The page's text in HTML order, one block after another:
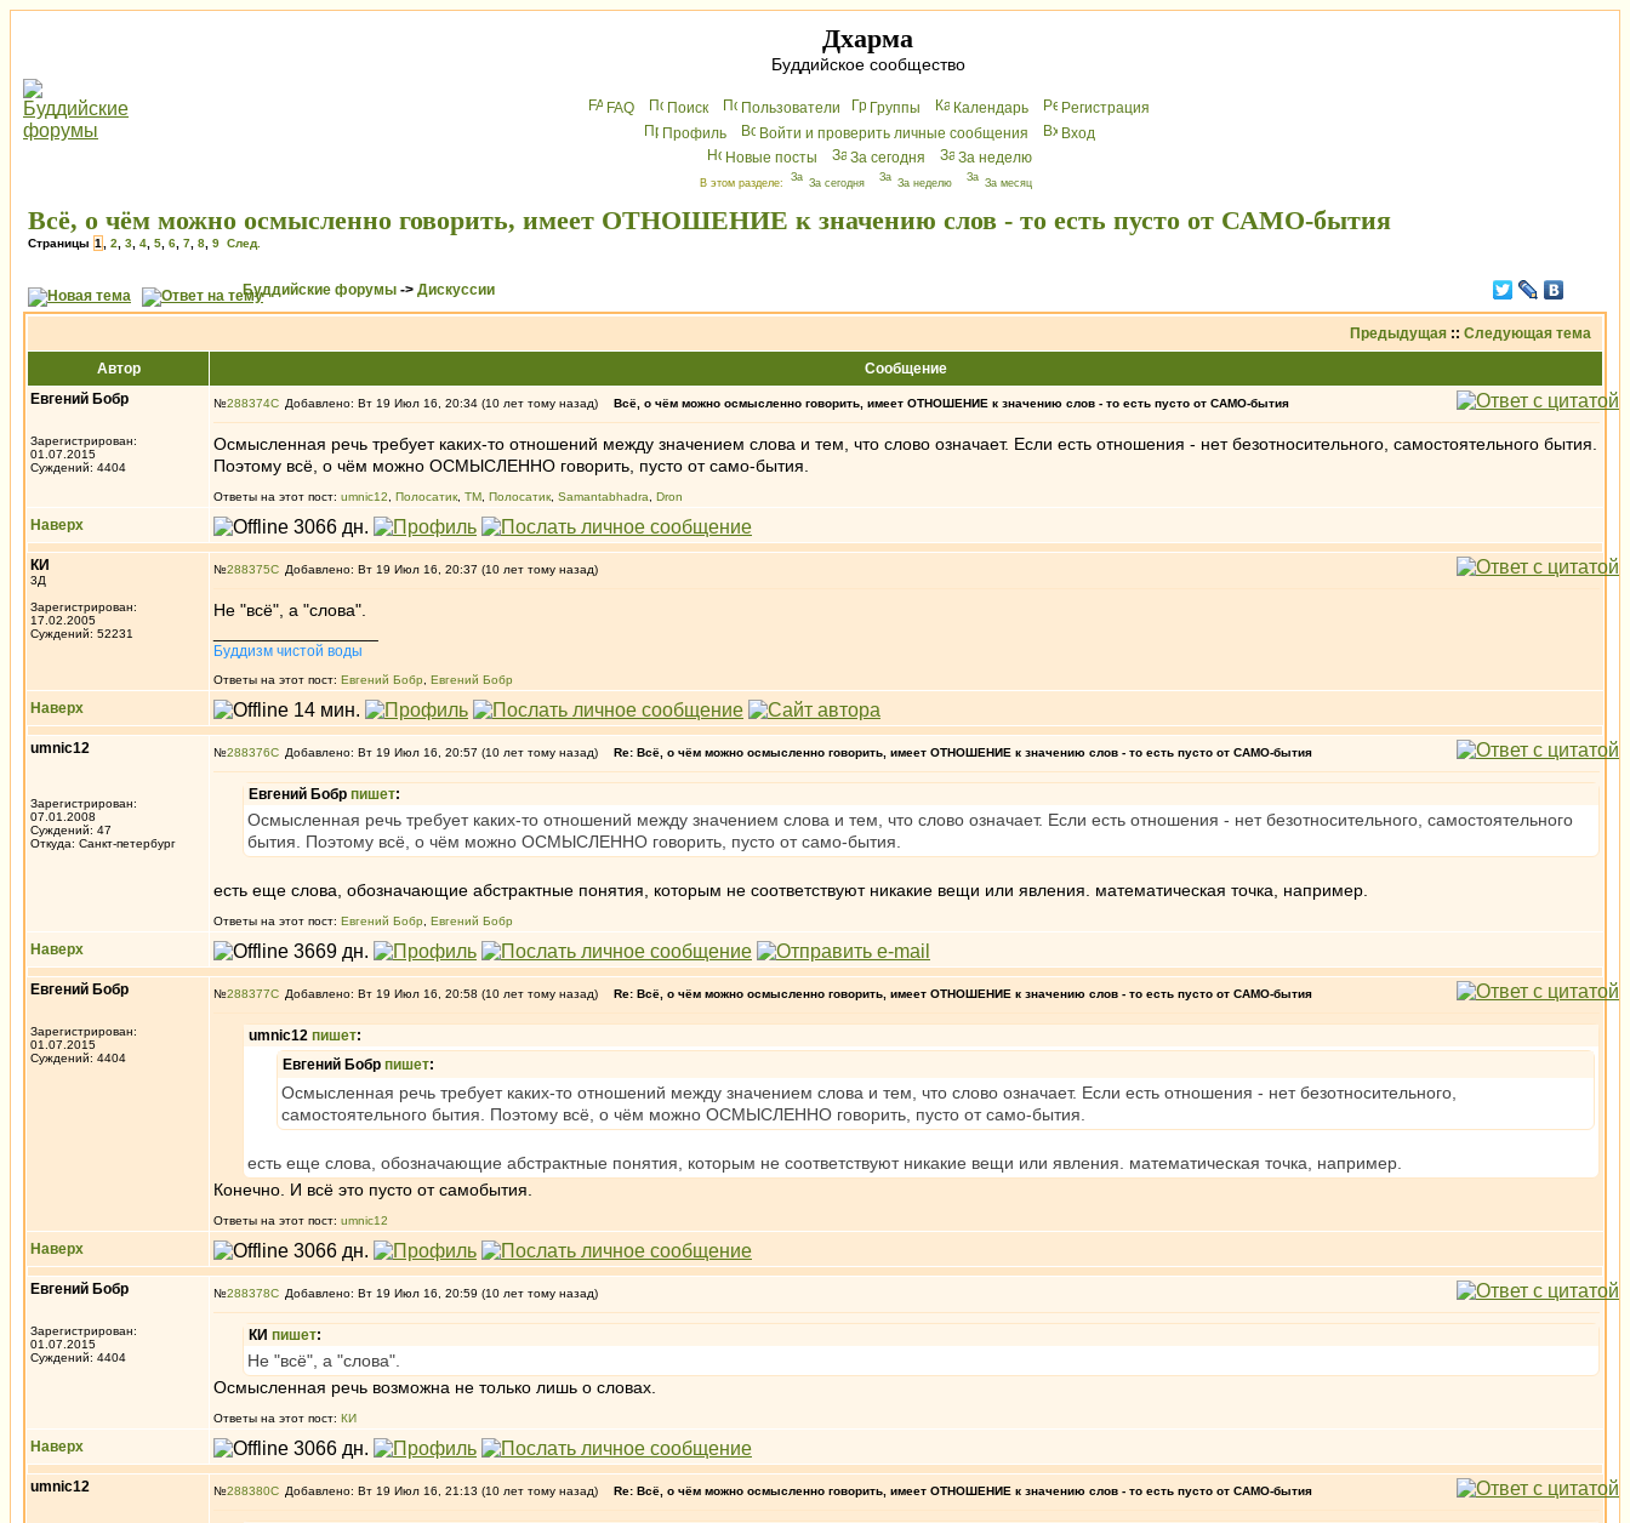
Дхарма
Буддийское сообщество
FAQ Поиск Пользователи Группы Календарь
Peгиcтрaция
Профиль
Войти и проверить личные сообщения
Вхoд
Новые посты
За сегодня За неделю
В этом разделе: За сегодня За неделю За месяц
Всё, о чём можно осмысленно говорить, имеет ОТНОШЕНИЕ к значению слов - то есть пусто от САМО-бытия
Страницы 1 2 3 4 5 6 7 8 9 След.
Буддийские форумы -> Дискуссии
Предыдущая :: Следующая тема
Автор
Сообщение
Евгений Бобр
Зарегистрирован:
01.07.2015
Суждений: 4404
№288374 Добавлено: Вт 19 Июл 16, 20:34 (10 лет тому назад) Всё, о чём можно осмысленно говорить, имеет ОТНОШЕНИЕ к значению слов - то есть пусто от САМО-бытия
Осмысленная речь требует каких-то отношений между значением слова и тем, что слово означает. Если есть отношения - нет безотносительного, самостоятельного бытия.
Поэтому всё, о чём можно ОСМЫСЛЕННО говорить, пусто от само-бытия.
Ответы на этот пост: umnic12 Полосатик ТМ Полосатик Samantabhadra Dron
Наверх
КИ
3Д
Зарегистрирован:
17.02.2005
Суждений: 52231
№288375 Добавлено: Вт 19 Июл 16, 20:37 (10 лет тому назад)
Не "всё", а "слова".
Буддизм чистой воды
Ответы на этот пост: Евгений Бобр Евгений Бобр
Наверх
umnic12
Зарегистрирован:
07.01.2008
Суждений: 47
Откуда: Санкт-петербург
№288376 Добавлено: Вт 19 Июл 16, 20:57 (10 лет тому назад) Re: Всё, о чём можно осмысленно говорить, имеет ОТНОШЕНИЕ к значению слов - то есть пусто от САМО-бытия
Евгений Бобр пишет:
Осмысленная речь требует каких-то отношений между значением слова и тем, что слово означает. Если есть отношения - нет безотносительного, самостоятельного
бытия. Поэтому всё, о чём можно ОСМЫСЛЕННО говорить, пусто от само-бытия.
есть еще слова, обозначающие абстрактные понятия, которым не соответствуют никакие вещи или явления. математическая точка, например.
Ответы на этот пост: Евгений Бобр Евгений Бобр
Наверх
Евгений Бобр
Зарегистрирован:
01.07.2015
Суждений: 4404
№288377 Добавлено: Вт 19 Июл 16, 20:58 (10 лет тому назад) Re: Всё, о чём можно осмысленно говорить, имеет ОТНОШЕНИЕ к значению слов - то есть пусто от САМО-бытия
umnic12 пишет:
Евгений Бобр пишет:
Осмысленная речь требует каких-то отношений между значением слова и тем, что слово означает. Если есть отношения - нет безотносительного,
самостоятельного бытия. Поэтому всё, о чём можно ОСМЫСЛЕННО говорить, пусто от само-бытия.
есть еще слова, обозначающие абстрактные понятия, которым не соответствуют никакие вещи или явления. математическая точка, например.
Конечно. И всё это пусто от самобытия.
Ответы на этот пост: umnic12
Наверх
Евгений Бобр
Зарегистрирован:
01.07.2015
Суждений: 4404
№288378 Добавлено: Вт 19 Июл 16, 20:59 (10 лет тому назад)
КИ пишет:
Не "всё", а "слова".
Осмысленная речь возможна не только лишь о словах.
Ответы на этот пост: КИ
Наверх
umnic12 №288380 Добавлено: Вт 19 Июл 16, 21:13 (10 лет тому назад) Re: Всё, о чём можно осмысленно говорить, имеет ОТНОШЕНИЕ к значению слов - то есть пусто от САМО-бытия